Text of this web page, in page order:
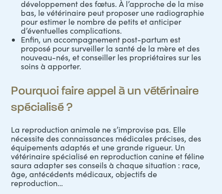
développement des fœtus. À l’approche de la mise
bas, le vétérinaire peut proposer une radiographie
pour estimer le nombre de petits et anticiper
d’éventuelles complications.
Enfin, un accompagnement post-partum est
proposé pour surveiller la santé de la mère et des
nouveau-nés, et conseiller les propriétaires sur les
soins à apporter.
Pourquoi faire appel à un vétérinaire
spécialisé ?
La reproduction animale ne s’improvise pas. Elle
nécessite des connaissances médicales précises, des
équipements adaptés et une grande rigueur. Un
vétérinaire spécialisé en reproduction canine et féline
saura adapter ses conseils à chaque situation : race,
âge, antécédents médicaux, objectifs de
reproduction…